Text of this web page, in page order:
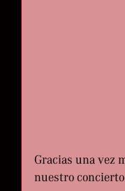
Gracias una vez
nuestro